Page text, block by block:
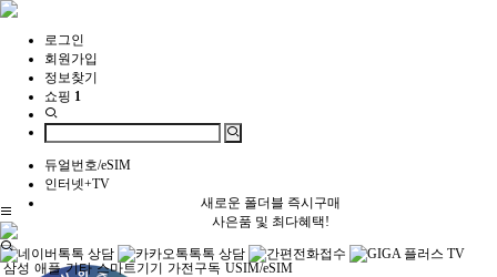
로그인
회원가입
정보찾기
쇼핑 1
듀얼번호/eSIM
인터넷+TV
새로운 폴더블 즉시구매
사은품 및 최다혜택!
삼성 애플 기타 스마트기기 가전구독 USIM/eSIM